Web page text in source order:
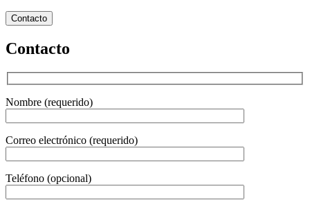
Contacto
Contacto
Nombre (requerido)
Correo electrónico (requerido)
Teléfono (opcional)